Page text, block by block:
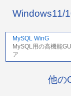
Windows11/
MySQL WinG
MySQL用の高機能
ア
他の